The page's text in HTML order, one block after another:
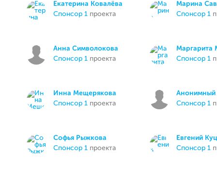
Екатерина Ковалёва
спонсор 1 проекта
Марина
спонсор 1
Анна Символокова
спонсор 1 проекта
Маргарита
спонсор 1
Инна Мещерякова
спонсор 1 проекта
Анонимный
спонсор 1
Софья Рыжкова
спонсор 1 проекта
Евгений
спонсор 1